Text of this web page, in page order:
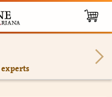
experts